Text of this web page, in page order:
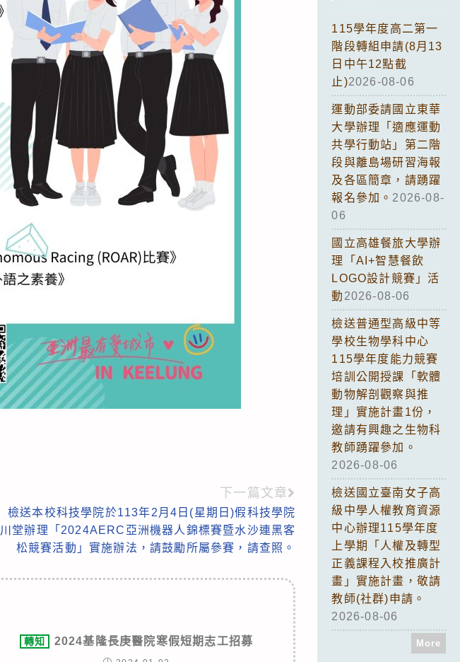
下一篇文章
檢送本校科技學院於113年2月4日(星期日)假科技學院
川堂辦理「2024AERC亞洲機器人錦標賽暨水沙連黑客
松競賽活動」實施辦法，請鼓勵所屬參賽，請查照。
轉知 2024基隆長庚醫院寒假短期志工招募
115學年度高二第一
階段轉組申請(8月13
日中午12點截
止)2026-08-06
運動部委請國立東華
大學辦理「適應運動
共學行動站」第二階
段與離島場研習海報
及各區簡章，請踴躍
報名參加。 2026-08-
06
國立高雄餐旅大學辦
理「AI+智慧餐飲
LOGO設計競賽」活
動 2026-08-06
檢送普通型高級中等
學校生物學科中心
115學年度能力競賽
培訓公開授課「軟體
動物解剖觀察與推
理」實施計畫1份，
邀請有興趣之生物科
教師踴躍參加。
2026-08-06
檢送國立臺南女子高
級中學人權教育資源
中心辦理115學年度
上學期「人權及轉型
正義課程入校推廣計
畫」實施計畫，敬請
教師(社群)申請。
2026-08-06
More